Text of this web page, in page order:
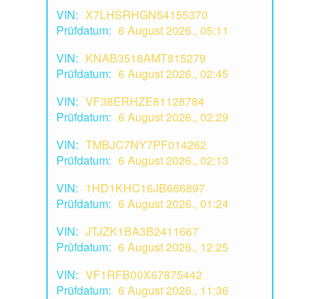
VIN: X7LHSRHGN54155370
Prüfdatum: 6 August 2026., 05:11
VIN: KNAB3518AMT815279
Prüfdatum: 6 August 2026., 02:45
VIN: VF38ERHZE81128784
Prüfdatum: 6 August 2026., 02:29
VIN: TMBJC7NY7PF014262
Prüfdatum: 6 August 2026., 02:13
VIN: 1HD1KHC16JB666897
Prüfdatum: 6 August 2026., 01:24
VIN: JTJZK1BA3B2411667
Prüfdatum: 6 August 2026., 12:25
VIN: VF1RFB00X67875442
Prüfdatum: 6 August 2026., 11:36